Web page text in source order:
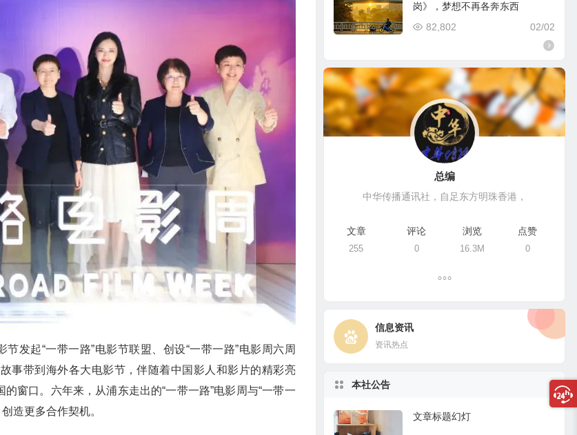
发起“一带一路”电影节联盟、创设“一带一路”电影周六周
事带到海外各大电影节，伴随着中国影人和影片的精彩亮
窗口。六年来，从浦东走出的“一带一路”电影周与“一带一
造更多合作契机。
岗》，梦想不再各奔东西
02/02
82,802
总编
中华传播通讯社，自足东方明珠香港，
文章
255
评论
0
浏览
16.3M
点赞
0
信息资讯
资讯热点
本社公告
文章标题幻灯